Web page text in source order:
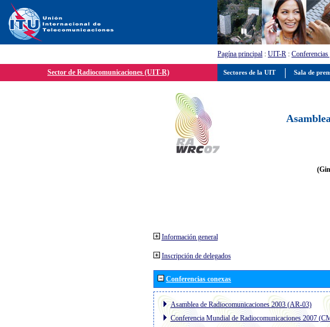
Pagína principal : UIT-R :
Sector de Radiocomunicaciones (UIT-R)
Información general
Inscripción de delegados
Conferencias conexas
Asamblea de Radiocomunicaciones 2003 (AR-03)
Conferencia Mundial de Radiocomunicaciones 2007
Sectores de la UIT Sala de